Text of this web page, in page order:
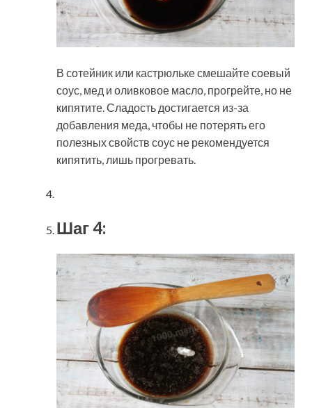
В сотейник или кастрюльке смешайте соевый
соус, мед и оливковое масло, прогрейте, но не
кипятите. Сладость достигается из-за
добавления меда, чтобы не потерять его
полезных свойств соус не рекомендуется
кипятить, лишь прогревать.
Шаг 4: